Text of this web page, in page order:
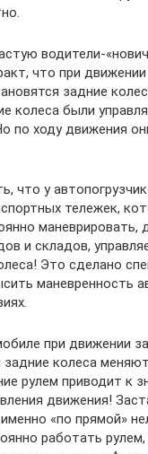
водители-
что при
задние
колеса были
по ходу движения
что у
тележек,
маневрировать,
и складов,
Это сделано
маневренность
при движении
задние колеса
рулем приводит к
движения!
«по прямой»
работать рулем,